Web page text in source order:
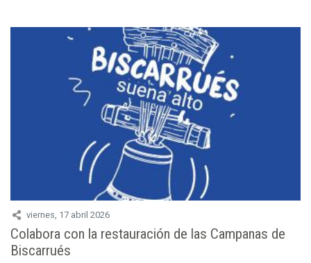
viernes, 17 abril 2026
Colabora con la restauración de las Campanas de
Biscarrués